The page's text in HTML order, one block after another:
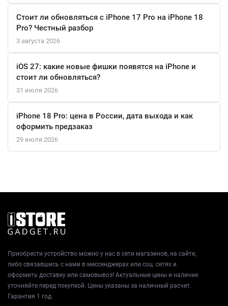
Стоит ли обновляться с iPhone 17 Pro на iPhone 18
Pro? Честный разбор
3 августа 2026
iOS 27: какие новые фишки появятся на iPhone и
стоит ли обновляться?
31 июля 2026
iPhone 18 Pro: цена в России, дата выхода и как
оформить предзаказ
29 июля 2026
Приобрести устройство можно у нас в сети магазинов, на сайте,
либо связавшись с нами в мессенджерах или соц. сетях и
оформить доставку или самовывоз! Актуальные цены и наличие
уточняйте перед покупкой. Цены указаны за наличный расчет.
Гарантия 1 год.